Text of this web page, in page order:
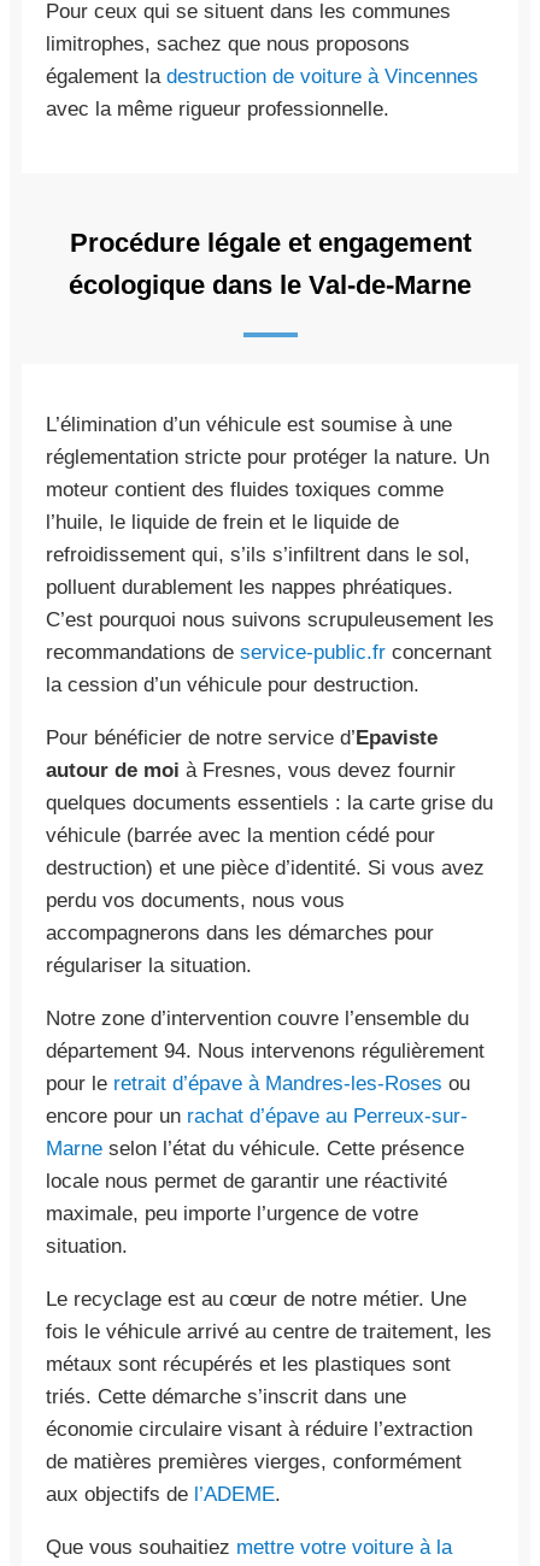
Pour ceux qui se situent dans les communes
limitrophes, sachez que nous proposons
également la destruction de voiture à Vincennes
avec la même rigueur professionnelle.
Procédure légale et engagement
écologique dans le Val-de-Marne
L’élimination d’un véhicule est soumise à une
réglementation stricte pour protéger la nature. Un
moteur contient des fluides toxiques comme
l’huile, le liquide de frein et le liquide de
refroidissement qui, s’ils s’infiltrent dans le sol,
polluent durablement les nappes phréatiques.
C’est pourquoi nous suivons scrupuleusement les
recommandations de service-public.fr concernant
la cession d’un véhicule pour destruction.
Pour bénéficier de notre service d’Epaviste
autour de moi à Fresnes, vous devez fournir
quelques documents essentiels : la carte grise du
véhicule (barrée avec la mention cédé pour
destruction) et une pièce d’identité. Si vous avez
perdu vos documents, nous vous
accompagnerons dans les démarches pour
régulariser la situation.
Notre zone d’intervention couvre l’ensemble du
département 94. Nous intervenons régulièrement
pour le retrait d’épave à Mandres-les-Roses ou
encore pour un rachat d’épave au Perreux-sur-
Marne selon l’état du véhicule. Cette présence
locale nous permet de garantir une réactivité
maximale, peu importe l’urgence de votre
situation.
Le recyclage est au cœur de notre métier. Une
fois le véhicule arrivé au centre de traitement, les
métaux sont récupérés et les plastiques sont
triés. Cette démarche s’inscrit dans une
économie circulaire visant à réduire l’extraction
de matières premières vierges, conformément
aux objectifs de l’ADEME.
Que vous souhaitiez mettre votre voiture à la